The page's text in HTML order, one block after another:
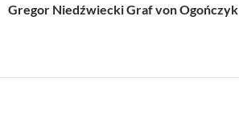
Gregor Niedźwiecki Graf von Ogończyk